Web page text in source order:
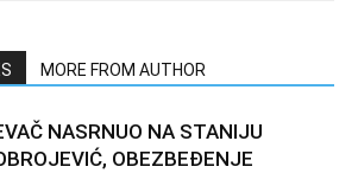
MORE FROM AUTHOR
NASRNUO NA STANIJU
OBEZBEĐENJE